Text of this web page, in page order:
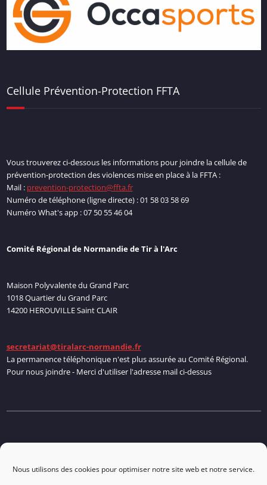
Nous utilisons des cookies pour optimiser notre site web et notre service.
Cellule Prévention-Protection FFTA
Vous trouverez ci-dessous les informations pour joindre la cellule de
prévention-protection des violences mise en place à la FFTA :
Mail : prevention-protection@ffta.fr
Numéro de téléphone (ligne directe) : 01 58 03 58 69
Numéro What's app : 07 50 55 46 04
Comité Régional de Normandie de Tir à l'Arc
Maison Polyvalente du Grand Parc
1018 Quartier du Grand Parc
14200 HEROUVILLE Saint CLAIR
secretariat@tiralarc-normandie.fr
La permanence téléphonique n'est plus assurée au Comité Régional.
Pour nous joindre - Merci d'utiliser l'adresse mail ci-dessus